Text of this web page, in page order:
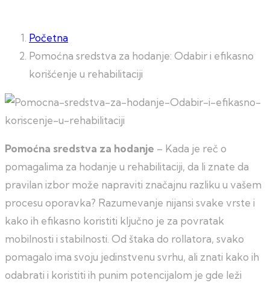
Početna
Pomoćna sredstva za hodanje: Odabir i efikasno
korišćenje u rehabilitaciji
Pomoćna sredstva za hodanje – Kada je reč o
pomagalima za hodanje u rehabilitaciji, da li znate da
pravilan izbor može napraviti značajnu razliku u vašem
procesu oporavka? Razumevanje nijansi svake vrste i
kako ih efikasno koristiti ključno je za povratak
mobilnosti i stabilnosti. Od štaka do rollatora, svako
pomagalo ima svoju jedinstvenu svrhu, ali znati kako ih
odabrati i koristiti ih punim potencijalom je gde leži